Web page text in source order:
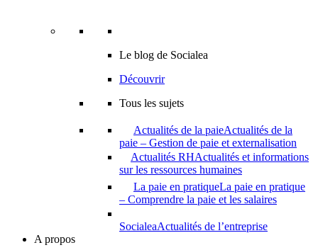
Le blog de Socialea
Découvrir
Tous les sujets
Actualités de la paieActualités de la
paie – Gestion de paie et externalisation
Actualités RHActualités et informations
sur les ressources humaines
La paie en pratiqueLa paie en pratique
– Comprendre la paie et les salaires
SocialeaActualités de l’entreprise
A propos